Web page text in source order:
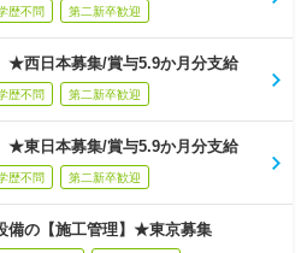
歴不問 第二新卒歓迎
★西日本募集/賞与5.9か月分支給
歴不問 第二新卒歓迎
★東日本募集/賞与5.9か月分支給
歴不問 第二新卒歓迎
備の【施工管理】★東京募集